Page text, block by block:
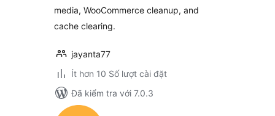
media, WooCommerce cleanup, and
cache clearing.
jayanta77
Ít hơn 10 Số lượt cài đặt
Đã kiểm tra với 7.0.3